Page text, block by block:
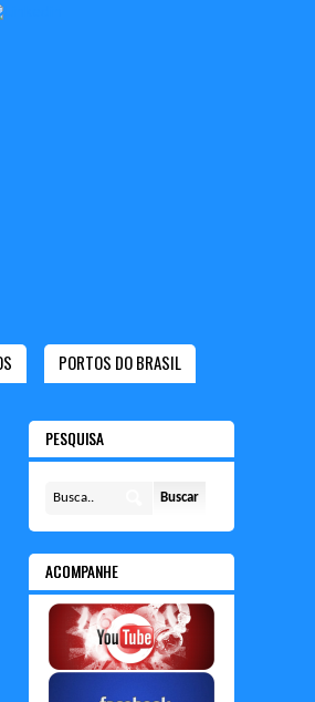
PORTOS DO BRASIL
PESQUISA
ACOMPANHE